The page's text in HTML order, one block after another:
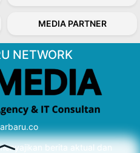
MEDIA PARTNER
NETWORK
berita aktual dan